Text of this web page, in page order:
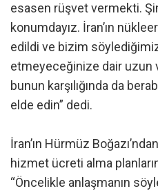
esasen rüşvet vermekti.
konumdayız. İran’ın
edildi ve bizim
etmeyeceğinize dair uzun
bunun karşılığında da
elde edin” dedi.
İran’ın Hürmüz
hizmet ücreti alma
“Öncelikle anlaşmanın